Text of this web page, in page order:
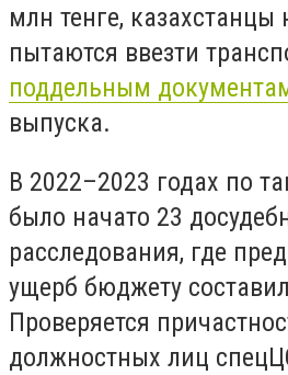
млн тенге, казахстанцы
пытаются ввезти
поддельным
выпуска.
В 2022–2023 годах по
было начато 23
расследования, где
ущерб бюджету
Проверяется
должностных лиц